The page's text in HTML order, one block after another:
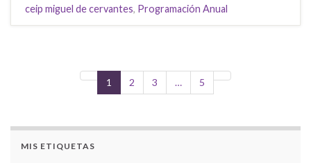
ceip miguel de cervantes, Programación Anual
1 2 3 … 5
MIS ETIQUETAS